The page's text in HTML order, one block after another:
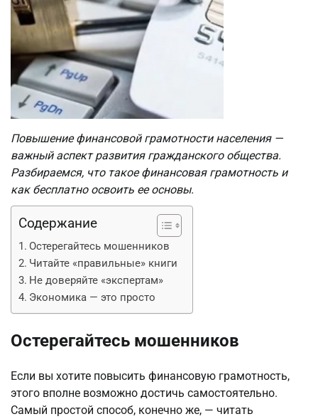
Повышение финансовой грамотности населения —
важный аспект развития гражданского общества.
Разбираемся, что такое финансовая грамотность и
как бесплатно освоить ее основы.
Содержание
Остерегайтесь мошенников
Читайте «правильные» книги
Не доверяйте «экспертам»
Экономика — это просто
Остерегайтесь мошенников
Если вы хотите повысить финансовую грамотность,
этого вполне возможно достичь самостоятельно.
Самый простой способ, конечно же, — читать